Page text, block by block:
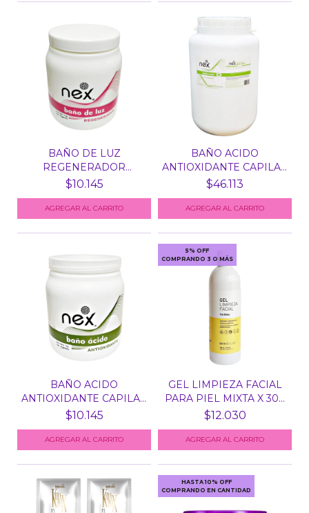
BAÑO DE LUZ
REGENERADOR
CAPILAR X KG NEX...
$10.145
BAÑO ACIDO
ANTIOXIDANTE CAPILAR
X 5 KG N...
$46.113
BAÑO ACIDO
ANTIOXIDANTE CAPILAR
X KG NEX
$10.145
5% OFF
COMPRANDO 3 O MÁS
GEL LIMPIEZA FACIAL
PARA PIEL MIXTA X 30...
$12.030
HASTA 10% OFF
COMPRANDO EN CANTIDAD